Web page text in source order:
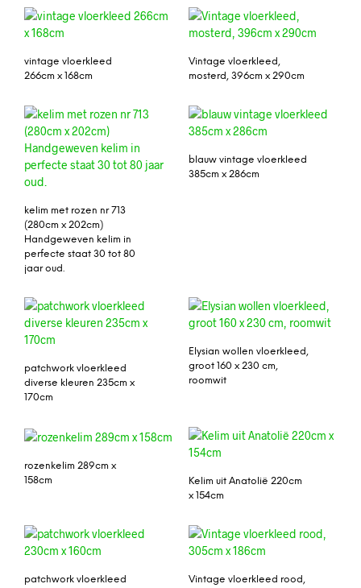
vintage vloerkleed
266cm x 168cm
Vintage vloerkleed,
mosterd, 396cm x 290cm
kelim met rozen nr 713
(280cm x 202cm)
Handgeweven kelim in
perfecte staat 30 tot 80
jaar oud.
blauw vintage vloerkleed
385cm x 286cm
patchwork vloerkleed
diverse kleuren 235cm x
170cm
Elysian wollen vloerkleed,
groot 160 x 230 cm,
roomwit
rozenkelim 289cm x
158cm
Kelim uit Anatolië 220cm
x 154cm
patchwork vloerkleed
Vintage vloerkleed rood,